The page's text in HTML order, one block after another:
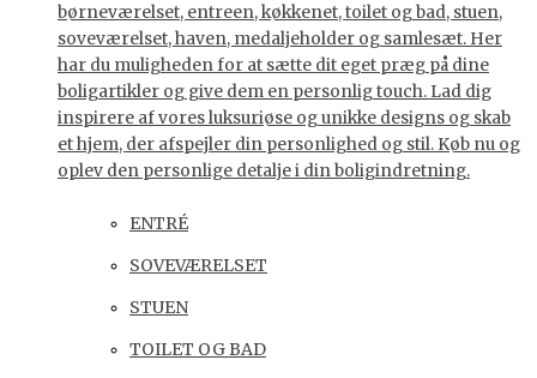
børneværelset, entreen, køkkenet, toilet og bad, stuen,
soveværelset, haven, medaljeholder og samlesæt. Her
har du muligheden for at sætte dit eget præg på dine
boligartikler og give dem en personlig touch. Lad dig
inspirere af vores luksuriøse og unikke designs og skab
et hjem, der afspejler din personlighed og stil. Køb nu og
oplev den personlige detalje i din boligindretning.
ENTRÉ
SOVEVÆRELSET
STUEN
TOILET OG BAD